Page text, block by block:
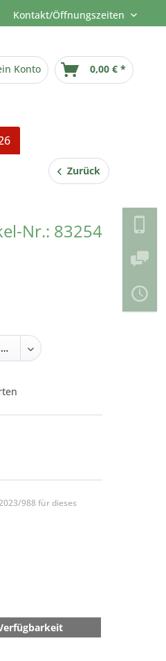
Kontakt/Öffnungszeiten
Konto 0,00 € *
Zurück
Nr.: 83254
988 für dieses